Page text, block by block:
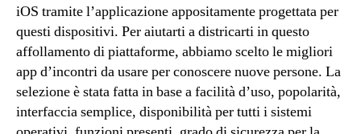
iOS tramite l’applicazione appositamente progettata per
questi dispositivi. Per aiutarti a districarti in questo
affollamento di piattaforme, abbiamo scelto le migliori
app d’incontri da usare per conoscere nuove persone. La
selezione è stata fatta in base a facilità d’uso, popolarità,
interfaccia semplice, disponibilità per tutti i sistemi